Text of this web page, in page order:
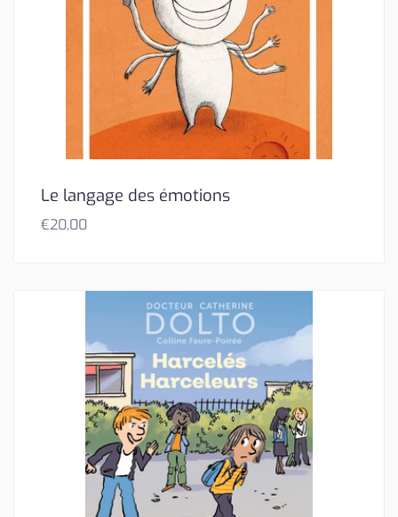
Le langage des émotions
€20,00